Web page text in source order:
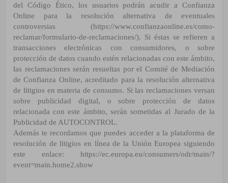
del
Código Ético,
los usuarios podrán acudir a Confianza
Online para la resolución alternativa de
eventuales
controversias (https://www.confianzaonline.es/como-
reclamar/formulario-de-reclamaciones/). Si éstas se refieren a
transacciones electrónicas con consumidores, o sobre
protección de datos cuando estén relacionadas con este ámbito,
las reclamaciones serán resueltas por el Comité de Mediación
de Confianza Online, acreditado para la resolución alternativa
de litigios en materia de consumo. Si las reclamaciones versan
sobre publicidad digital, o sobre protección de datos
relacionada con este ámbito, serán sometidas al Jurado de la
Publicidad de AUTOCONTROL.
Además te recordamos que puedes acceder a la plataforma de
resolución de litigios en línea de la Unión Europea siguiendo
este enlace:
https://ec.europa.eu/consumers/odr/main/?
event=main.home2.show